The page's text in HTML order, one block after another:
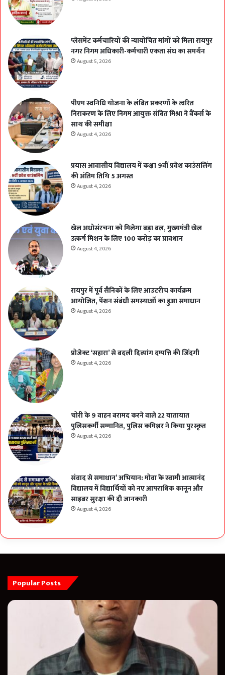
प्लेसमेंट कर्मचारियों की न्यायोचित मांगों को मिला रायपुर
नगर निगम अधिकारी-कर्मचारी एकता संघ का समर्थन
August 5, 2026
पीएम स्वनिधि योजना के लंबित प्रकरणों के त्वरित
निराकरण के लिए निगम आयुक्त संबित मिश्रा ने बैंकर्स के
साथ की समीक्षा
August 4, 2026
प्रयास आवासीय विद्यालय में कक्षा 9वीं प्रवेश काउंसलिंग
की अंतिम तिथि 5 अगस्त
August 4, 2026
खेल अधोसंरचना को मिलेगा बड़ा बल, मुख्यमंत्री खेल
उत्कर्ष मिशन के लिए 100 करोड़ का प्रावधान
August 4, 2026
रायपुर में पूर्व सैनिकों के लिए आउटरीच कार्यक्रम
आयोजित, पेंशन संबंधी समस्याओं का हुआ समाधान
August 4, 2026
प्रोजेक्ट ‘सहारा’ से बदली दिव्यांग दम्पत्ति की जिंदगी
August 4, 2026
चोरी के 9 वाहन बरामद करने वाले 22 यातायात
पुलिसकर्मी सम्मानित, पुलिस कमिश्नर ने किया पुरस्कृत
August 4, 2026
संवाद से समाधान’ अभियान: मोवा के स्वामी आत्मानंद
विद्यालय में विद्यार्थियों को नए आपराधिक कानून और
साइबर सुरक्षा की दी जानकारी
August 4, 2026
Popular Posts